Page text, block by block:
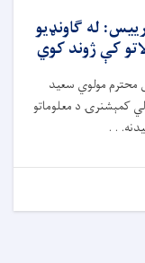
له ګاونډیو
کې ژوند کوي
محترم مولوي سعید
کمېشنرۍ د معلوماتو
. .